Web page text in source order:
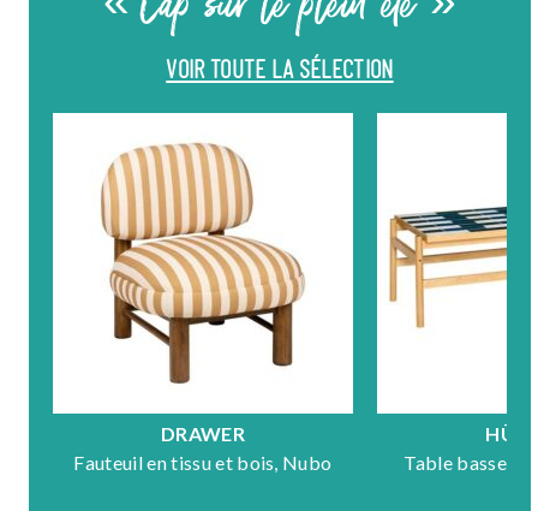
VOIR TOUTE LA SÉLECTION
DRAWER
Fauteuil en tissu et bois, Nubo
Table basse